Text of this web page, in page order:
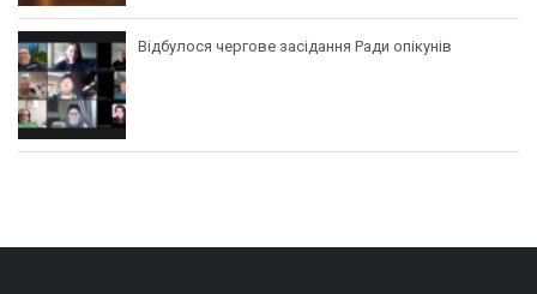
Відбулося чергове засідання Ради опікунів